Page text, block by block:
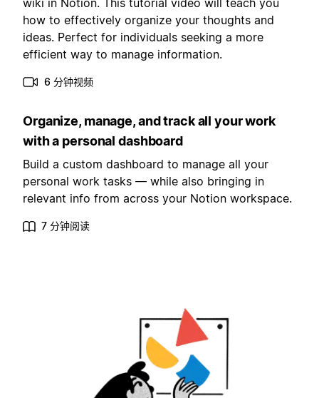
wiki in Notion. This tutorial video will teach you
how to effectively organize your thoughts and
ideas. Perfect for individuals seeking a more
efficient way to manage information.
6 分钟视频
Organize, manage, and track all your work
with a personal dashboard
Build a custom dashboard to manage all your
personal work tasks — while also bringing in
relevant info from across your Notion workspace.
7 分钟阅读